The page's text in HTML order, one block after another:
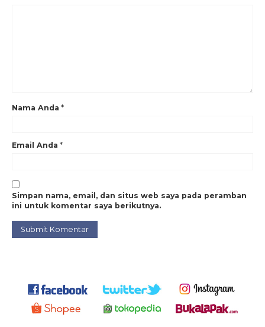
Nama Anda *
Email Anda *
Simpan nama, email, dan situs web saya pada peramban
ini untuk komentar saya berikutnya.